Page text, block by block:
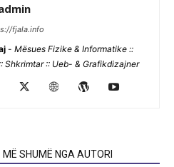
fjala.info
- Mësues Fizike & Informatike ::
Shkrimtar :: Ueb- & Grafikdizajner
MË SHUMË NGA AUTORI